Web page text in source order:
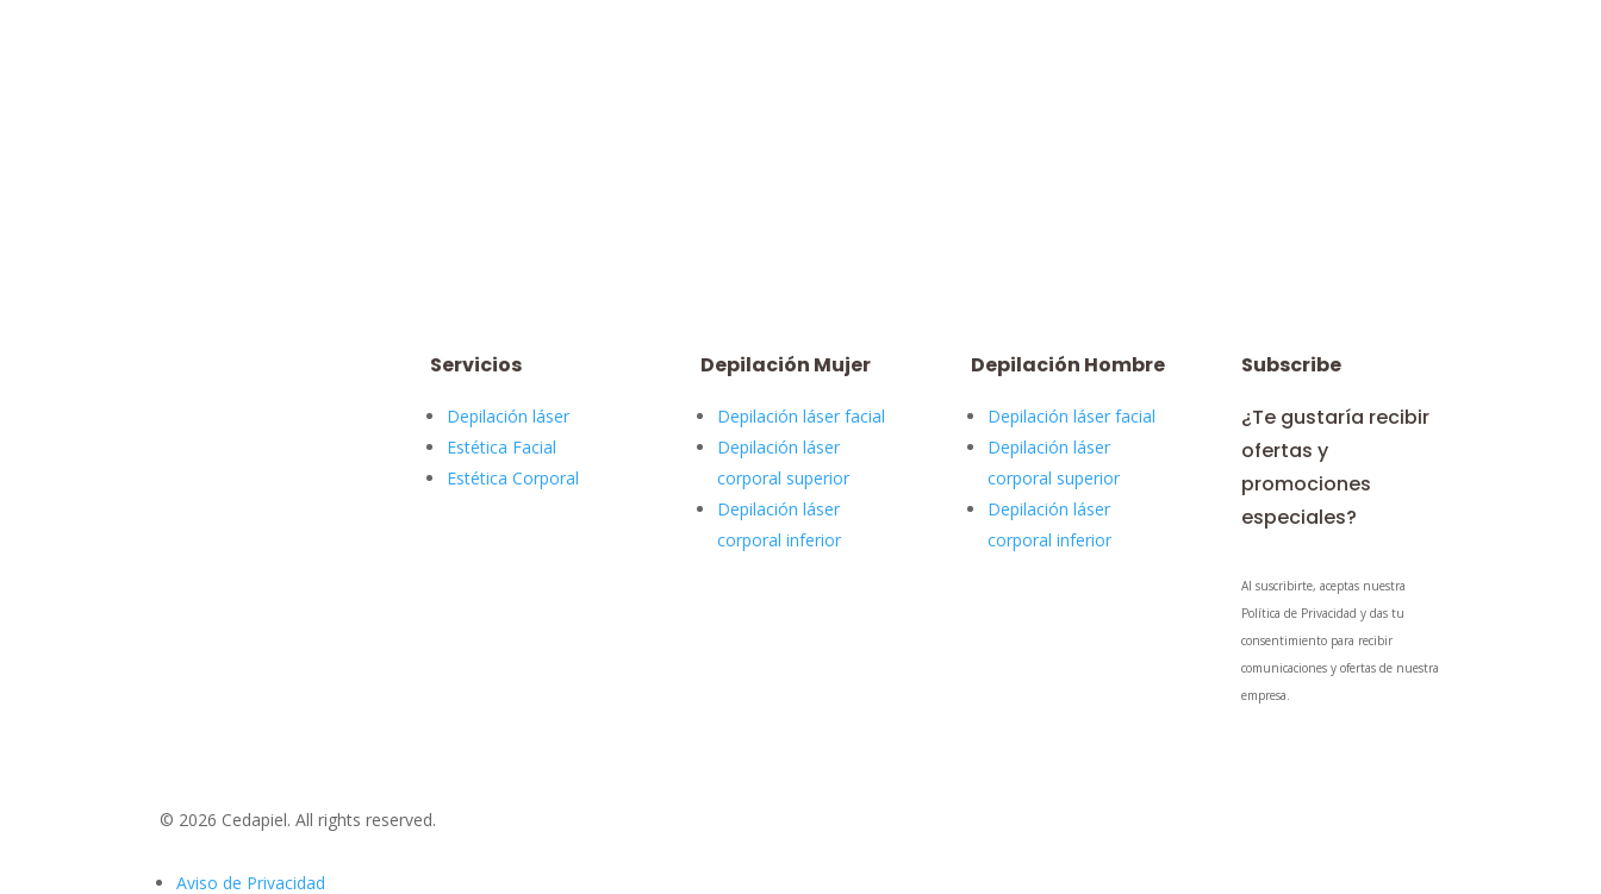
Servicios
Depilación láser
Estética Facial
Estética Corporal
Depilación Mujer
Depilación láser facial
Depilación láser
corporal superior
Depilación láser
corporal inferior
Depilación Hombre
Depilación láser facial
Depilación láser
corporal superior
Depilación láser
corporal inferior
Subscribe
¿Te gustaría recibir
ofertas y
promociones
especiales?
Al suscribirte, aceptas nuestra
Política de Privacidad y das tu
consentimiento para recibir
comunicaciones y ofertas de nuestra
empresa.
© 2026 Cedapiel. All rights reserved.
Aviso de Privacidad